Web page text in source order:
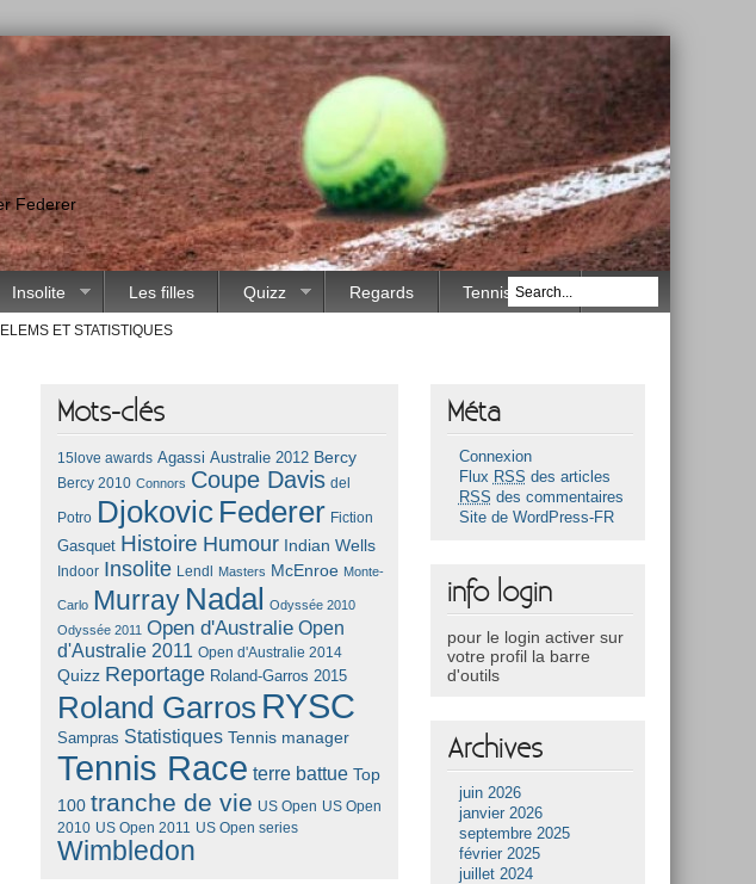
Federer
Insolite Les filles Quizz Regards Tennis Race
ET STATISTIQUES
Mots-clés
15love awards Agassi Australie 2012 Bercy
Bercy 2010 Connors Coupe Davis del
Potro Djokovic Federer Fiction
Gasquet Histoire Humour Indian Wells
Indoor Insolite Lendl Masters McEnroe Monte-
Carlo Murray Nadal
Odyssée 2010
Odyssée 2011 Open d'Australie Open
d'Australie 2011 Open d'Australie 2014
Quizz Reportage Roland-Garros 2015
Roland Garros RYSC
Sampras Statistiques Tennis manager
Tennis Race terre battue Top
100 tranche de vie US Open US Open
2010 US Open 2011 US Open series
Wimbledon
Méta
Connexion
Flux RSS des articles
RSS des commentaires
Site de WordPress-FR
info login
pour le login activer sur
votre profil la barre
d'outils
Archives
juin 2026
janvier 2026
septembre 2025
février 2025
juillet 2024